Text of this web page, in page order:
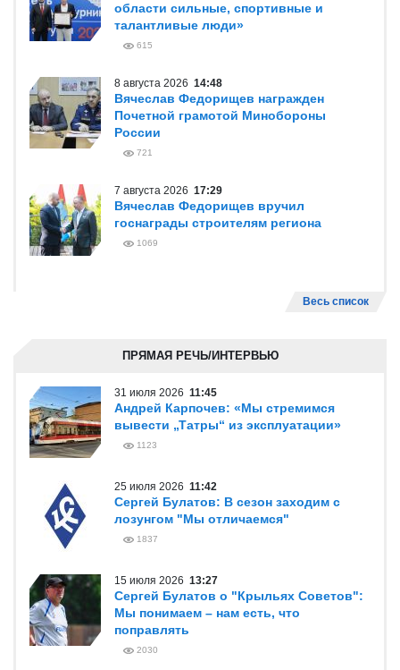
области сильные, спортивные и
талантливые люди»
615
8 августа 2026 14:48
Вячеслав Федорищев награжден
Почетной грамотой Минобороны
России
721
7 августа 2026 17:29
Вячеслав Федорищев вручил
госнаграды строителям региона
1069
Весь список
ПРЯМАЯ РЕЧЬ/ИНТЕРВЬЮ
31 июля 2026 11:45
Андрей Карпочев: «Мы стремимся
вывести „Татры“ из эксплуатации»
1123
25 июля 2026 11:42
Сергей Булатов: В сезон заходим с
лозунгом "Мы отличаемся"
1837
15 июля 2026 13:27
Сергей Булатов о "Крыльях Советов":
Мы понимаем – нам есть, что
поправлять
2030